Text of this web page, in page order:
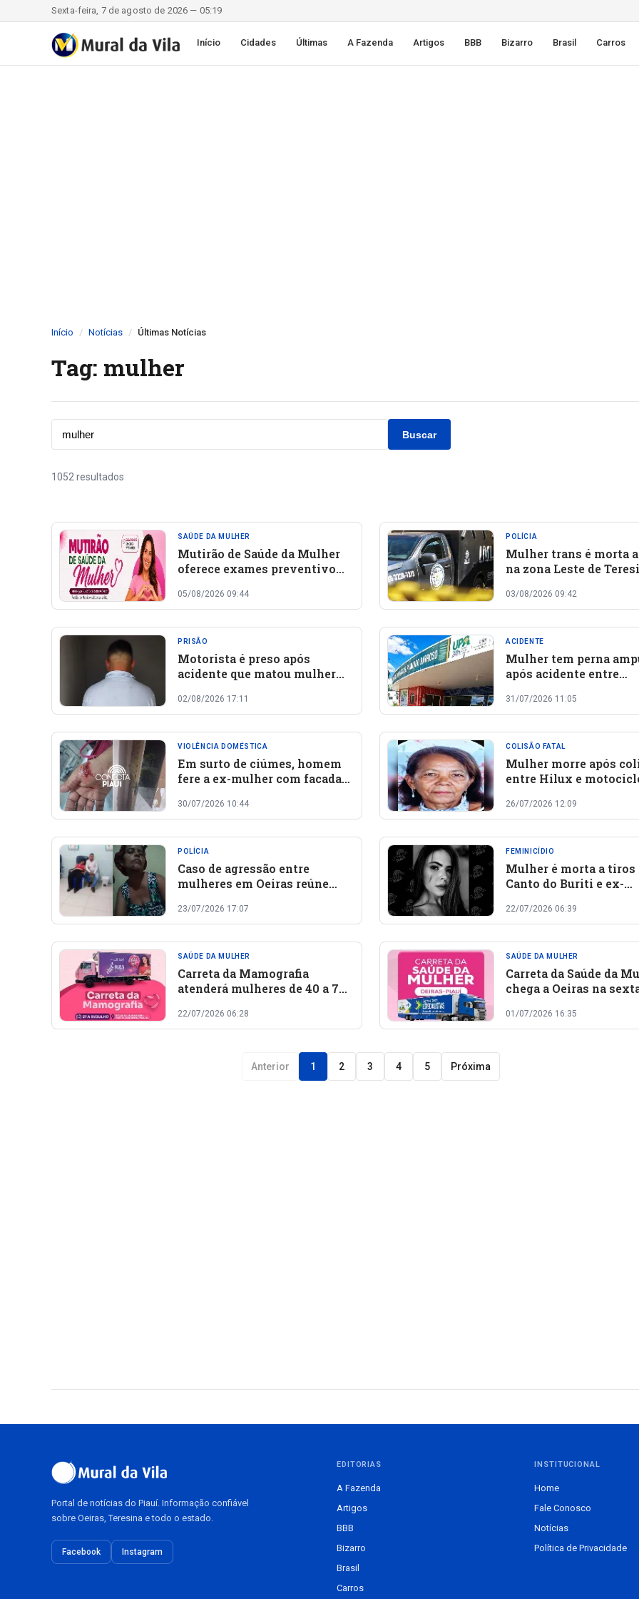
Sexta-feira, 7 de agosto de 2026 — 05:19
Início Cidades Últimas A Fazenda Artigos BBB Bizarro Brasil Carros
Início Notícias Últimas Notícias
Tag: mulher
Buscar
1052 resultados
SAÚDE DA MULHER
Mutirão de Saúde da Mulher
oferece exames preventivos
dia 12 de agosto
05/08/2026 09:44
POLÍCIA
Mulher trans é morta
na zona Leste de
03/08/2026 09:42
PRISÃO
Motorista é preso após
acidente que matou mulher
Nonato
02/08/2026 17:11
ACIDENTE
Mulher tem perna
após acidente entre
230, em Oeiras
31/07/2026 11:05
VIOLÊNCIA DOMÉSTICA
Em surto de ciúmes, homem
fere a ex-mulher com facada
30/07/2026 10:44
COLISÃO FATAL
Mulher morre após
entre Hilux e
Piauí
26/07/2026 12:09
POLÍCIA
Caso de agressão entre
mulheres em Oeiras reúne
envolvidas
23/07/2026 17:07
FEMINICÍDIO
Mulher é morta a tiros
Canto do Buriti e ex-
morto
22/07/2026 06:39
SAÚDE DA MULHER
Carreta da Mamografia
atenderá mulheres de 40 a 74
entre 27 e 31 de julho
22/07/2026 06:28
SAÚDE DA MULHER
Carreta da Saúde da
chega a Oeiras na
procedimentos
especializados
01/07/2026 16:35
Anterior 1 2 3 4 5 Próxima
Portal de notícias do Piauí. Informação confiável
sobre Oeiras, Teresina e todo o estado.
Facebook Instagram
EDITORIAS
A Fazenda
Artigos
BBB
Bizarro
Brasil
Carros
INSTITUCIONAL
Home
Fale Conosco
Notícias
Política de Privacidade